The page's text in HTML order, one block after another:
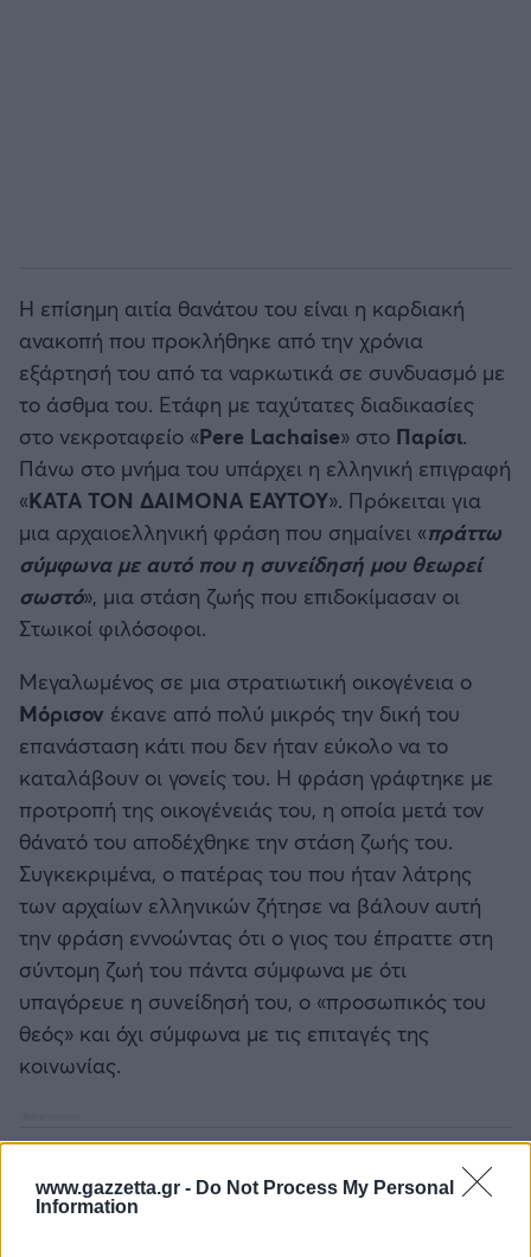
www.gazzetta.gr - Do Not Process My Personal
Information
Η επίσημη αιτία θανάτου του είναι η καρδιακή
ανακοπή που προκλήθηκε από την χρόνια
εξάρτησή του από τα ναρκωτικά σε συνδυασμό με
το άσθμα του. Ετάφη με ταχύτατες διαδικασίες
στο νεκροταφείο «Pere Lachaise» στο Παρίσι.
Πάνω στο μνήμα του υπάρχει η ελληνική επιγραφή
«ΚΑΤΑ ΤΟΝ ΔΑΙΜΟΝΑ ΕΑΥΤΟΥ». Πρόκειται για
μια αρχαιοελληνική φράση που σημαίνει «πράττω
σύμφωνα με αυτό που η συνείδησή μου θεωρεί
σωστό», μια στάση ζωής που επιδοκίμασαν οι
Στωικοί φιλόσοφοι.
Μεγαλωμένος σε μια στρατιωτική οικογένεια ο
Μόρισον έκανε από πολύ μικρός την δική του
επανάσταση κάτι που δεν ήταν εύκολο να το
καταλάβουν οι γονείς του. Η φράση γράφτηκε με
προτροπή της οικογένειάς του, η οποία μετά τον
θάνατό του αποδέχθηκε την στάση ζωής του.
Συγκεκριμένα, ο πατέρας του που ήταν λάτρης
των αρχαίων ελληνικών ζήτησε να βάλουν αυτή
την φράση εννοώντας ότι ο γιος του έπραττε στη
σύντομη ζωή του πάντα σύμφωνα με ότι
υπαγόρευε η συνείδησή του, ο «προσωπικός του
θεός» και όχι σύμφωνα με τις επιταγές της
κοινωνίας.